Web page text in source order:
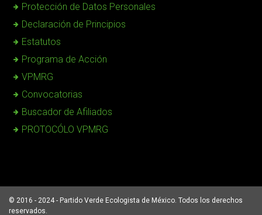
Protección de Datos Personales
Declaración de Principios
Estatutos
Programa de Acción
VPMRG
Convocatorias
Buscador de Afiliados
PROTOCÓLO VPMRG
© 2016 - 2024 - Partido Verde Ecologista de México. Todos los derechos
reservados.